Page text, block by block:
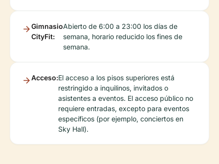
Gimnasio
CityFit:
Abierto de 6:00 a 23:00 los días de
semana, horario reducido los fines de
semana.
Acceso:El acceso a los pisos superiores está
restringido a inquilinos, invitados o
asistentes a eventos. El acceso público no
requiere entradas, excepto para eventos
específicos (por ejemplo, conciertos en
Sky Hall).